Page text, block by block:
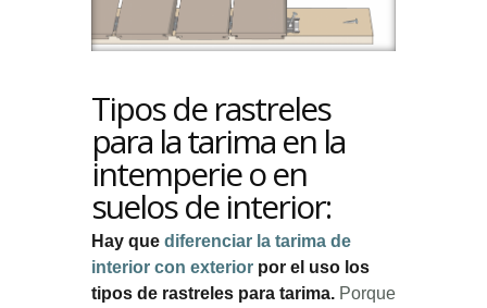
Tipos de rastreles
para la tarima en la
intemperie o en
suelos de interior:
Hay que diferenciar la tarima de
interior con exterior por el uso los
tipos de rastreles para tarima. Porque